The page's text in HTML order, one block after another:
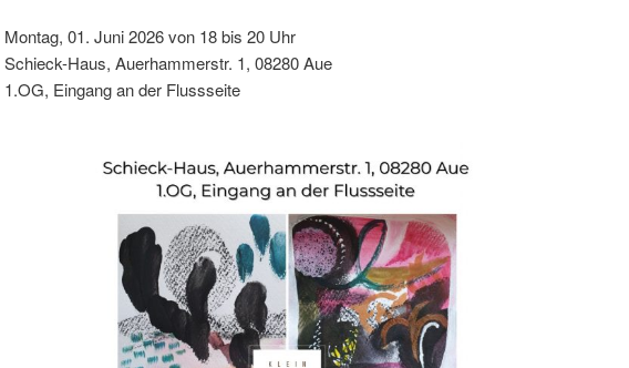
Montag, 01. Juni 2026 von 18 bis 20 Uhr
Schieck-Haus, Auerhammerstr. 1, 08280 Aue
1.OG, Eingang an der Flussseite